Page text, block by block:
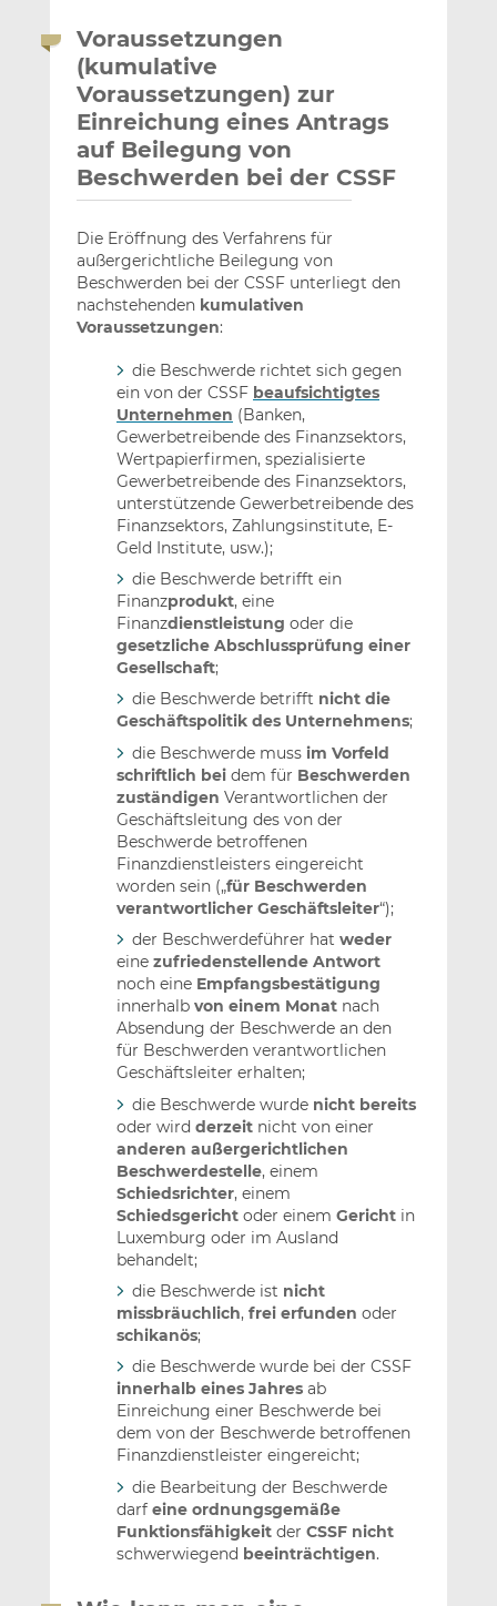
Voraussetzungen
(kumulative
Voraussetzungen) zur
Einreichung eines Antrags
auf Beilegung von
Beschwerden bei der CSSF
Die Eröffnung des Verfahrens für
außergerichtliche Beilegung von
Beschwerden bei der CSSF unterliegt den
nachstehenden kumulativen
Voraussetzungen:
die Beschwerde richtet sich gegen
ein von der CSSF beaufsichtigtes
Unternehmen (Banken,
Gewerbetreibende des Finanzsektors,
Wertpapierfirmen, spezialisierte
Gewerbetreibende des Finanzsektors,
unterstützende Gewerbetreibende des
Finanzsektors, Zahlungsinstitute, E-
Geld Institute, usw.);
die Beschwerde betrifft ein
Finanzprodukt, eine
Finanzdienstleistung oder die
gesetzliche Abschlussprüfung einer
Gesellschaft;
die Beschwerde betrifft nicht die
Geschäftspolitik des Unternehmens;
die Beschwerde muss im Vorfeld
schriftlich beidem für Beschwerden
zuständigen Verantwortlichen der
Geschäftsleitung des von der
Beschwerde betroffenen
Finanzdienstleisters eingereicht
worden sein („für Beschwerden
verantwortlicher Geschäftsleiter“);
der Beschwerdeführer hat weder
eine zufriedenstellende Antwort
noch eine Empfangsbestätigung
innerhalb von einem Monatnach
Absendung der Beschwerde an den
für Beschwerden verantwortlichen
Geschäftsleiter erhalten;
die Beschwerde wurde nicht bereits
oder wird derzeitnicht von einer
anderen außergerichtlichen
Beschwerdestelle, einem
Schiedsrichter, einem
Schiedsgerichtoder einem Gerichtin
Luxemburg oder im Ausland
behandelt;
die Beschwerde ist nicht
missbräuchlich, frei erfunden oder
schikanös;
die Beschwerde wurde bei der CSSF
innerhalb eines Jahresab
Einreichung einer Beschwerde bei
dem von der Beschwerde betroffenen
Finanzdienstleister eingereicht;
die Bearbeitung der Beschwerde
darf eine ordnungsgemäße
Funktionsfähigkeitder CSSF nicht
schwerwiegend beeinträchtigen.